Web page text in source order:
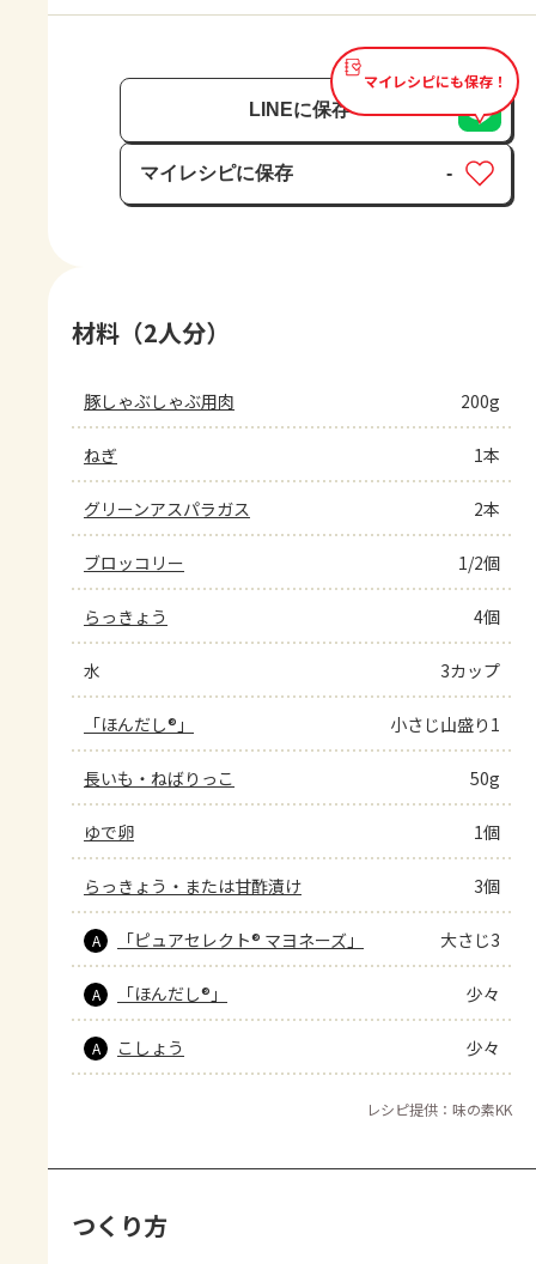
マイレシピにも保存！
LINEに保存
マイレシピに保存
保存済み
-
材料（2人分）
豚しゃぶしゃぶ用肉 200g
ねぎ 1本
グリーンアスパラガス 2本
ブロッコリー 1/2個
らっきょう 4個
水 3カップ
「ほんだし®」 小さじ山盛り1
長いも・ねばりっこ 50g
ゆで卵 1個
らっきょう・または甘酢漬け 3個
A 「ピュアセレクト® マヨネーズ」 大さじ3
A 「ほんだし®」 少々
A こしょう 少々
レシピ提供：味の素KK
つくり方